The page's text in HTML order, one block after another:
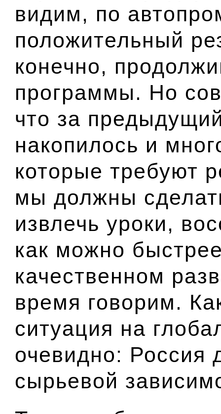
видим, по
положительный
конечно,
программы. Но
что за
накопилось и
которые требуют
мы должны
извлечь уроки,
как можно
качественном
время говорим.
ситуация на
очевидно: Россия
сырьевой